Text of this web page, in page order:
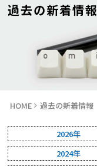
過去の新着情報
HOME 過去の新着情報
2026年
2024年